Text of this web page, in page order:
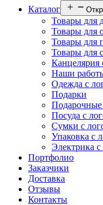
Каталог
Товары для
Товары для
Товары для
Товары для
Канцелярия
Наши
Одежда с
Подарки
Посуда с
Сумки с
Упаковка с
Электрика
Портфолио
Заказчики
Доставка
Отзывы
Контакты